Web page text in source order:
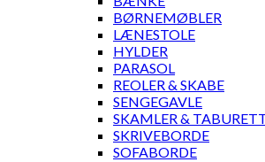
BØRNEMØBLER
LÆNESTOLE
HYLDER
PARASOL
REOLER & SKABE
SENGEGAVLE
SKAMLER &
SKRIVEBORDE
SOFABORDE